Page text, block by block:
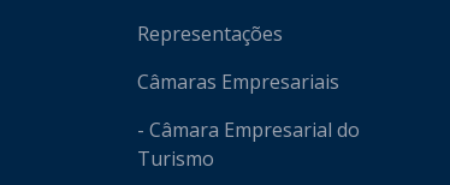
Representações
Câmaras Empresariais
- Câmara Empresarial do
Turismo